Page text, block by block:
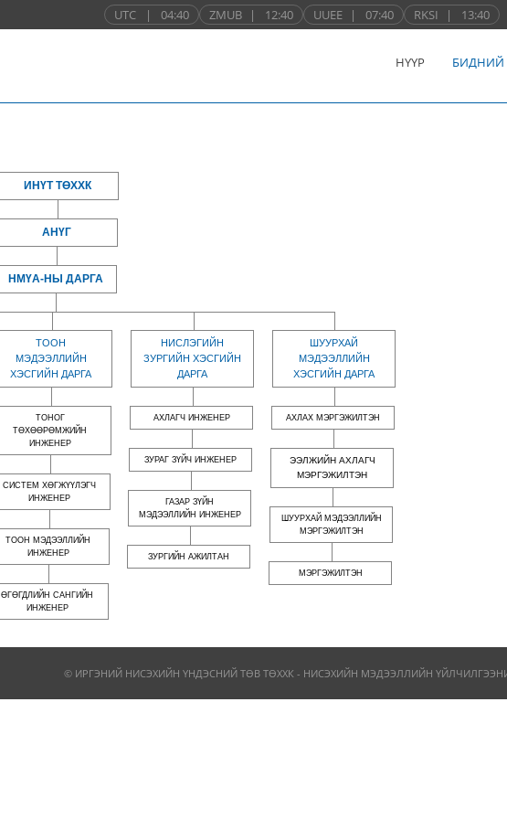
UTC | 04:40 ZMUB | 12:40 UUEE | 07:40 RKSI | 13:40
НҮҮР БИДНИЙ
ИНҮТ ТӨХХК
АНҮГ
НМҮА-НЫ ДАРГА
ТООН
МЭДЭЭЛЛИЙН
ХЭСГИЙН ДАРГА
ТОНОГ
ТӨХӨӨРӨМЖИЙН
ИНЖЕНЕР
СИСТЕМ ХӨГЖҮҮЛЭГЧ
ИНЖЕНЕР
ТООН МЭДЭЭЛЛИЙН
ИНЖЕНЕР
ӨГӨГДЛИЙН САНГИЙН
ИНЖЕНЕР
НИСЛЭГИЙН
ЗУРГИЙН ХЭСГИЙН
ДАРГА
АХЛАГЧ ИНЖЕНЕР
ЗУРАГ ЗҮЙЧ ИНЖЕНЕР
ГАЗАР ЗҮЙН
МЭДЭЭЛЛИЙН ИНЖЕНЕР
ЗУРГИЙН АЖИЛТАН
ШУУРХАЙ
МЭДЭЭЛЛИЙН
ХЭСГИЙН ДАРГА
АХЛАХ МЭРГЭЖИЛТЭН
ЭЭЛЖИЙН АХЛАГЧ
МЭРГЭЖИЛТЭН
ШУУРХАЙ МЭДЭЭЛЛИЙН
МЭРГЭЖИЛТЭН
МЭРГЭЖИЛТЭН
© ИРГЭНИЙ НИСЭХИЙН ҮНДЭСНИЙ ТӨВ ТӨХХК - НИСЭХИЙН МЭДЭЭЛЛИЙН